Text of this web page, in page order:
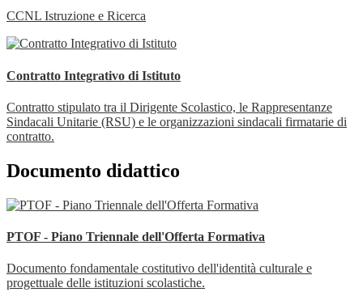
CCNL Istruzione e Ricerca
Contratto Integrativo di Istituto
Contratto stipulato tra il Dirigente Scolastico, le Rappresentanze
Sindacali Unitarie (RSU) e le organizzazioni sindacali firmatarie di
contratto.
Documento didattico
PTOF - Piano Triennale dell'Offerta Formativa
Documento fondamentale costitutivo dell'identità culturale e
progettuale delle istituzioni scolastiche.